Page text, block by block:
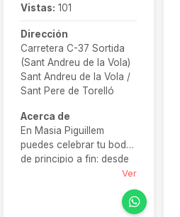
Vistas: 101
Dirección
Carretera C-37 Sortida
(Sant Andreu de la Vola)
Sant Andreu de la Vola /
Sant Pere de Torelló
Acerca de
En Masia Piguillem
puedes celebrar tu boda
de principio a fin: desde
banquete, hasta la fiesta
final, todo en el mismo
Ver